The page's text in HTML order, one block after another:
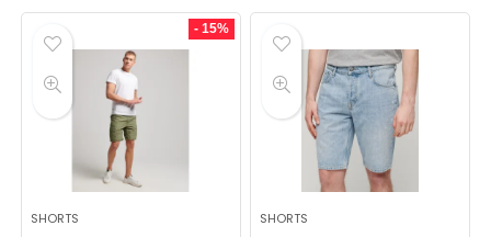
- 15%
SHORTS SHORTS